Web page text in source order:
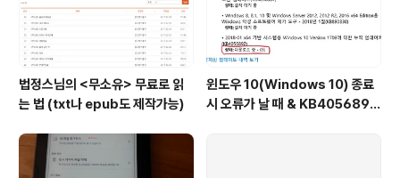
법정스님의 <무소유> 무료로 읽
는 법 (txt나 epub도 제작가능)
윈도우 10(Windows 10) 종료
시 오류가 날 때 & KB4056892